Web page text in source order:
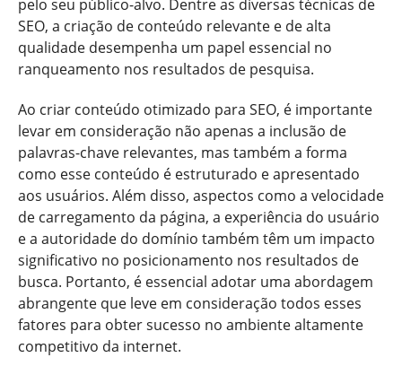
pelo seu público-alvo. Dentre as diversas técnicas de
SEO, a criação de conteúdo relevante e de alta
qualidade desempenha um papel essencial no
ranqueamento nos resultados de pesquisa.
Ao criar conteúdo otimizado para SEO, é importante
levar em consideração não apenas a inclusão de
palavras-chave relevantes, mas também a forma
como esse conteúdo é estruturado e apresentado
aos usuários. Além disso, aspectos como a velocidade
de carregamento da página, a experiência do usuário
e a autoridade do domínio também têm um impacto
significativo no posicionamento nos resultados de
busca. Portanto, é essencial adotar uma abordagem
abrangente que leve em consideração todos esses
fatores para obter sucesso no ambiente altamente
competitivo da internet.